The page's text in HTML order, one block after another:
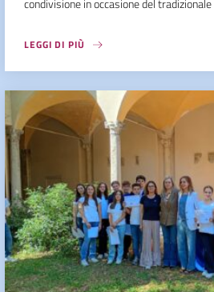
condivisione in occasione del
LEGGI DI PIÙ